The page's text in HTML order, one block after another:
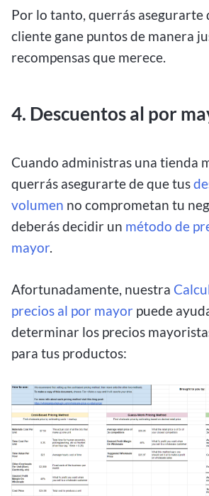
Por lo tanto, querrás asegurarte
cliente gane puntos de manera
recompensas que merece.
4. Descuentos al por
Cuando administras una tienda
querrás asegurarte de que tus
volumen no comprometan tu
deberás decidir un método de
mayor.
Afortunadamente, nuestra
precios al por mayor puede
determinar los precios
para tus productos: